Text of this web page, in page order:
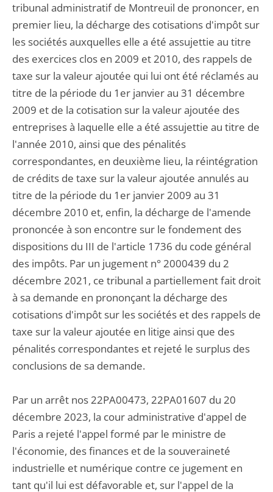
tribunal administratif de Montreuil de prononcer, en
premier lieu, la décharge des cotisations d'impôt sur
les sociétés auxquelles elle a été assujettie au titre
des exercices clos en 2009 et 2010, des rappels de
taxe sur la valeur ajoutée qui lui ont été réclamés au
titre de la période du 1er janvier au 31 décembre
2009 et de la cotisation sur la valeur ajoutée des
entreprises à laquelle elle a été assujettie au titre de
l'année 2010, ainsi que des pénalités
correspondantes, en deuxième lieu, la réintégration
de crédits de taxe sur la valeur ajoutée annulés au
titre de la période du 1er janvier 2009 au 31
décembre 2010 et, enfin, la décharge de l'amende
prononcée à son encontre sur le fondement des
dispositions du III de l'article 1736 du code général
des impôts. Par un jugement n° 2000439 du 2
décembre 2021, ce tribunal a partiellement fait droit
à sa demande en prononçant la décharge des
cotisations d'impôt sur les sociétés et des rappels de
taxe sur la valeur ajoutée en litige ainsi que des
pénalités correspondantes et rejeté le surplus des
conclusions de sa demande.
Par un arrêt nos 22PA00473, 22PA01607 du 20
décembre 2023, la cour administrative d'appel de
Paris a rejeté l'appel formé par le ministre de
l'économie, des finances et de la souveraineté
industrielle et numérique contre ce jugement en
tant qu'il lui est défavorable et, sur l'appel de la